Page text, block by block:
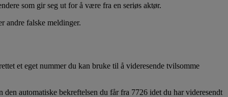
som gir seg ut for å være fra en seriøs aktør.
andre falske meldinger.
et eget nummer du kan bruke til å videresende tvilsomme
automatiske bekreftelsen du får fra 7726 idet du har videresendt